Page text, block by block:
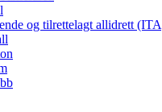
og tilrettelagt allidrett